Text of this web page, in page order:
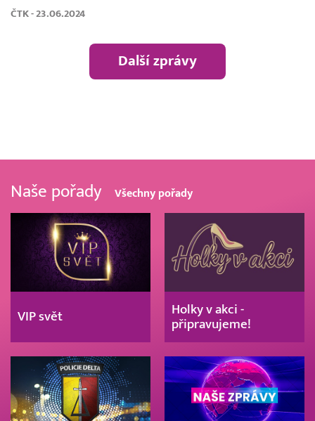
ČTK - 23.06.2024
Další zprávy
Naše pořady Všechny pořady
VIP svět
Holky v akci -
připravujeme!